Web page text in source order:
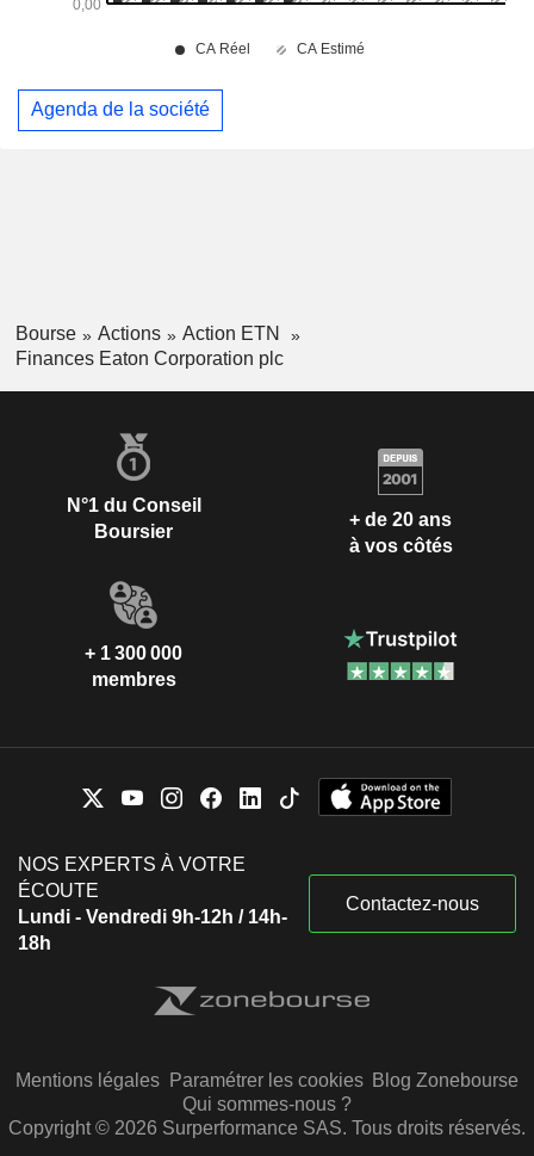
Agenda de la société
Bourse Actions
Action ETN
Finances Eaton Corporation plc
N°1 du Conseil
Boursier
+ de 20 ans
à vos côtés
+ 1 300 000
membres
NOS EXPERTS À VOTRE
ÉCOUTE
Lundi - Vendredi 9h-12h / 14h-
18h
Contactez-nous
Mentions légales Paramétrer les cookies Blog Zonebourse
Qui sommes-nous ?
Copyright © 2026 Surperformance SAS. Tous droits réservés.